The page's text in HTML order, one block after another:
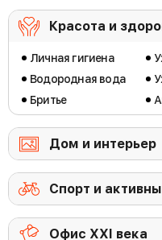
Красота и
Личная гигиена
Водородная вода
Бритье
Дом и интерьер
Спорт и
Офис ХХI века